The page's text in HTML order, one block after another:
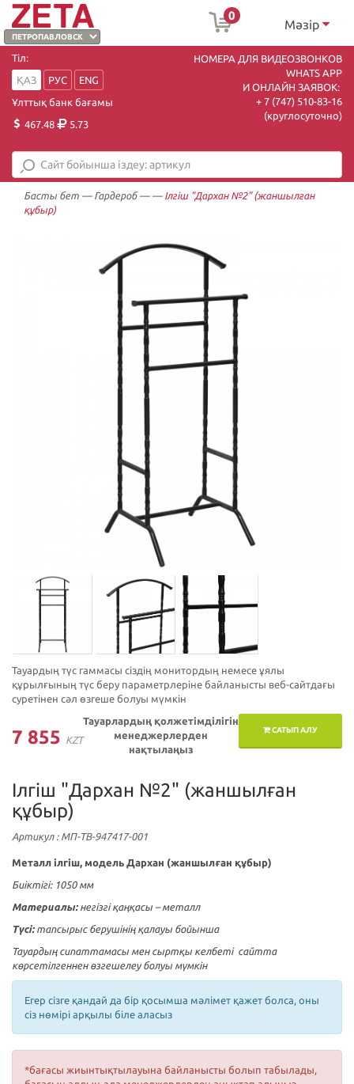
0
Мәзір
Тіл:
ҚАЗ
РУС
ENG
Ұлттық банк бағамы
467.48
5.73
НОМЕРА ДЛЯ ВИДЕОЗВОНКОВ
WHATS APP
И ОНЛАЙН ЗАЯВОК:
+ 7 (747) 510-83-16
(круглосуточно)
Басты бет — Гардероб— — Ілгіш "Дархан №2" (жаншылған
құбыр)
Тауардың түс гаммасы сіздің монитордың немесе ұялы
құрылғының түс беру параметрлеріне байланысты веб-сайтдағы
суретінен сәл өзгеше болуы мүмкін
7 855 KZT
САТЫП АЛУ
Тауарлардың қолжетімділігін
менеджерлерден
нақтылаңыз
Ілгіш "Дархан №2" (жаншылған
құбыр)
Артикул: МП-ТВ-947417-001
Металл ілгіш, модель Дархан (жаншылған құбыр)
Биіктігі: 1050 мм
Материалы: негізгі қаңқасы – металл
Түсі:тапсырыс берушінің қалауы бойынша
Тауардың сипаттамасы мен сыртқы келбеті сайтта
көрсетілгеннен өзгешелеу болуы мүмкін
Егер сізге қандай да бір қосымша мәлімет қажет болса, оны
сіз нөмірі арқылы біле аласыз
*бағасы жиынтықтылауына байланысты болып табылады,